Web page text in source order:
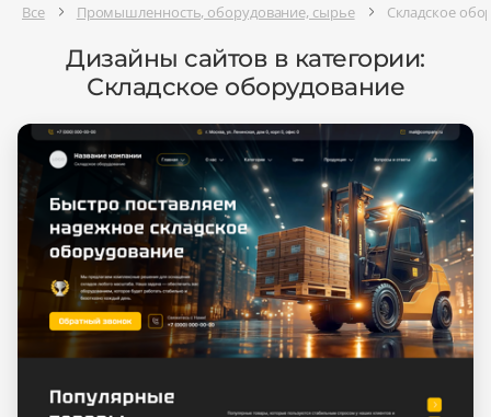
Все Промышленность, оборудование, сырье Складское
Дизайны сайтов в категории:
Складское оборудование